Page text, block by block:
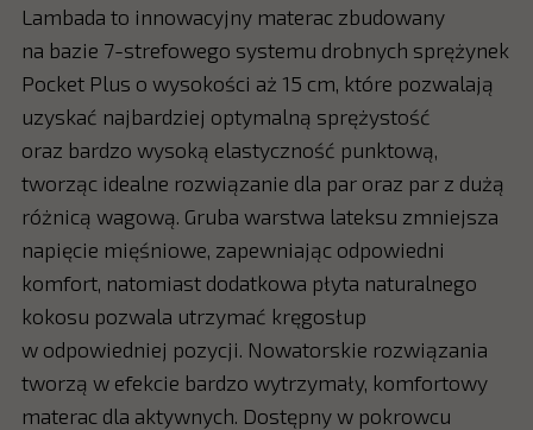
Lambada to innowacyjny materac zbudowany
na bazie 7-strefowego systemu drobnych sprężynek
Pocket Plus o wysokości aż 15 cm, które pozwalają
uzyskać najbardziej optymalną sprężystość
oraz bardzo wysoką elastyczność punktową,
tworząc idealne rozwiązanie dla par oraz par z dużą
różnicą wagową. Gruba warstwa lateksu zmniejsza
napięcie mięśniowe, zapewniając odpowiedni
komfort, natomiast dodatkowa płyta naturalnego
kokosu pozwala utrzymać kręgosłup
w odpowiedniej pozycji. Nowatorskie rozwiązania
tworzą w efekcie bardzo wytrzymały, komfortowy
materac dla aktywnych. Dostępny w pokrowcu